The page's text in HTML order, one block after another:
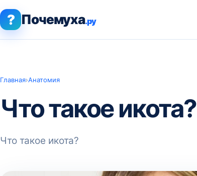
? Почемуха.ру
Главная›Анатомия
Что такое икота?
Что такое икота?